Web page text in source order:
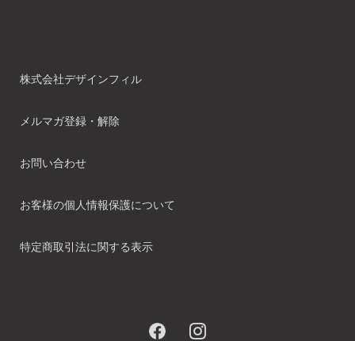
株式会社デザインフィル
メルマガ登録・解除
お問い合わせ
お客様の個人情報保護について
特定商取引法に関する表示